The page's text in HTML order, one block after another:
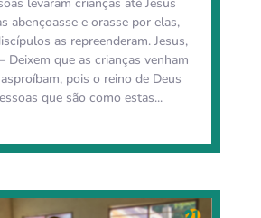
abençoasse e orasse por elas,
as repreenderam. Jesus,
Deixem que as crianças venham
pois o reino de Deus
que são como estas...